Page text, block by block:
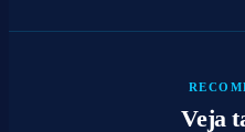
Veja